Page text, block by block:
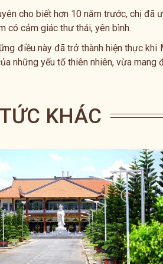
cho biết hơn 10 năm trước, chị
có cảm giác thư thái, yên bình.
điều này đã trở thành hiện thực
những yếu tố thiên nhiên, vừa mang
KHÁC